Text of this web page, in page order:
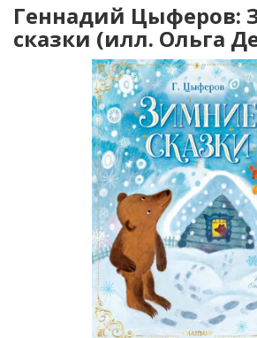
Геннадий Цыферов:
сказки (илл. Ольга